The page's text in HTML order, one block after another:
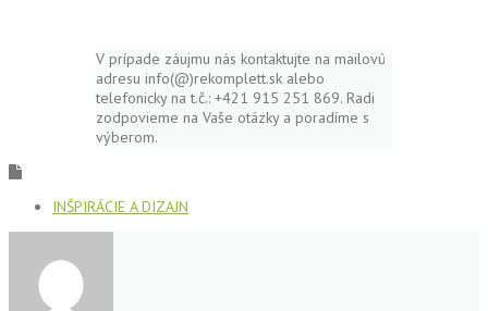
V prípade záujmu nás kontaktujte na mailovú
adresu info(@)rekomplett.sk alebo
telefonicky na t.č.: +421 915 251 869. Radi
zodpovieme na Vaše otázky a poradíme s
výberom.
INŠPIRÁCIE A DIZAJN